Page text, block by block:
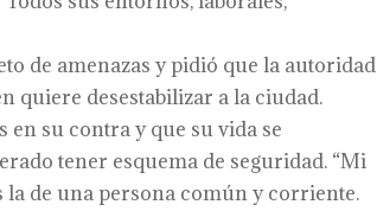
de amenazas y pidió que la autoridad
quiere desestabilizar a la ciudad.
en su contra y que su vida se
tener esquema de seguridad. “Mi
de una persona común y corriente.